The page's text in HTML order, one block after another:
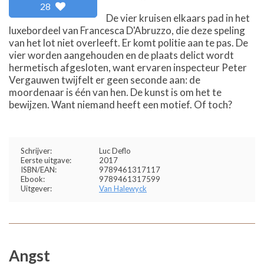
28
De vier kruisen elkaars pad in het
luxebordeel van Francesca D'Abruzzo, die deze speling
van het lot niet overleeft. Er komt politie aan te pas. De
vier worden aangehouden en de plaats delict wordt
hermetisch afgesloten, want ervaren inspecteur Peter
Vergauwen twijfelt er geen seconde aan: de
moordenaar is één van hen. De kunst is om het te
bewijzen. Want niemand heeft een motief. Of toch?
Schrijver:
Luc Deflo
Eerste uitgave:
2017
ISBN/EAN:
9789461317117
Ebook:
9789461317599
Uitgever:
Van Halewyck
Angst